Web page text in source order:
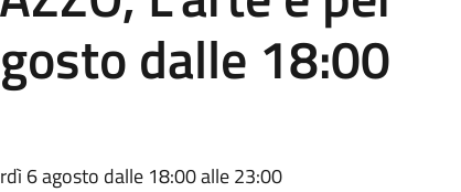
dalle 18:00
6 agosto dalle 18:00 alle 23:00